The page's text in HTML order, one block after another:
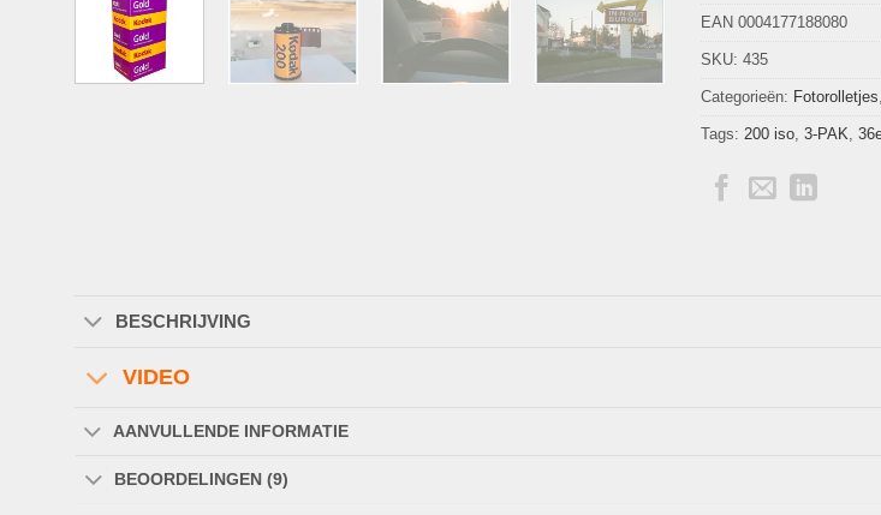
EAN 0004177188080
SKU: 435
Categorieën: Fotorolletjes,
Tags: 200 iso, 3-PAK,
BESCHRIJVING
VIDEO
AANVULLENDE INFORMATIE
BEOORDELINGEN (9)